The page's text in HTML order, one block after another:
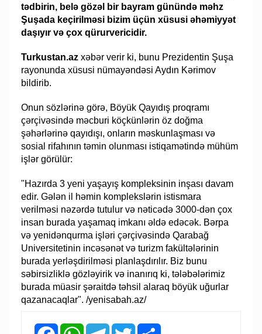
tədbirin, belə gözəl bir bayram günündə məhz
Şuşada keçirilməsi bizim üçün xüsusi əhəmiyyət
daşıyır və çox qürurvericidir.
Turkustan.azxəbər verir ki, bunu Prezidentin Şuşa
rayonunda xüsusi nümayəndəsi Aydın Kərimov
bildirib.
Onun sözlərinə görə, Böyük Qayıdış proqramı
çərçivəsində məcburi köçkünlərin öz doğma
şəhərlərinə qayıdışı, onların məskunlaşması və
sosial rifahının təmin olunması istiqamətində mühüm
işlər görülür:
"Hazırda 3 yeni yaşayış kompleksinin inşası davam
edir. Gələn il həmin komplekslərin istismara
verilməsi nəzərdə tutulur və nəticədə 3000-dən çox
insan burada yaşamaq imkanı əldə edəcək. Bərpa
və yenidənqurma işləri çərçivəsində Qarabağ
Universitetinin incəsənət və turizm fakültələrinin
burada yerləşdirilməsi planlaşdırılır. Biz bunu
səbirsizliklə gözləyirik və inanırıq ki, tələbələrimiz
burada müasir şəraitdə təhsil alaraq böyük uğurlar
qazanacaqlar". /yenisabah.az/
FacebookWhatsAppTelegramTwitter